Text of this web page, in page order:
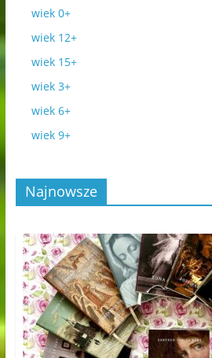
wiek 0+
wiek 12+
wiek 15+
wiek 3+
wiek 6+
wiek 9+
Najnowsze